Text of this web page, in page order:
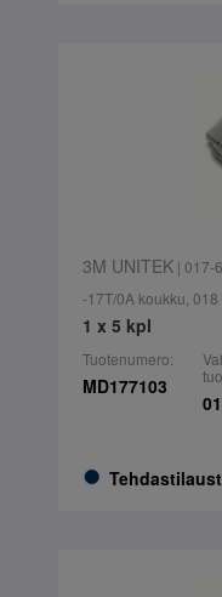
3M UNITEK| 017-
-17T/0A koukku,
1 x 5 kpl
Tuotenumero:
MD177103